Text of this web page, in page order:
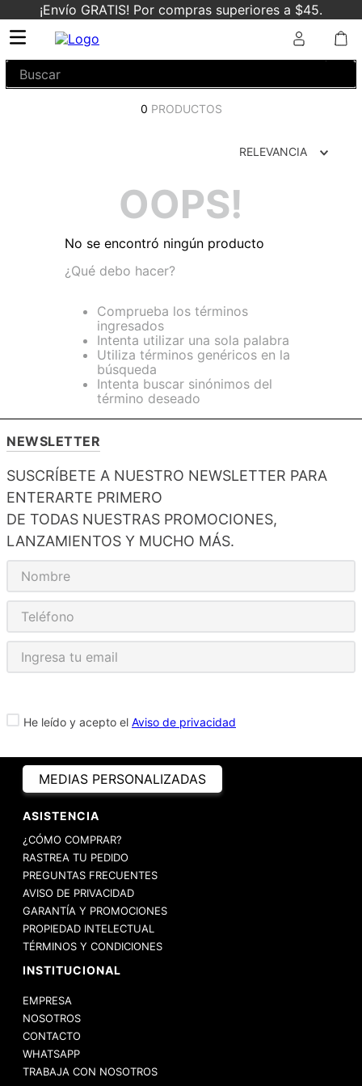
¡Envío GRATIS! Por compras superiores a $45.
Buscar
0 PRODUCTOS
RELEVANCIA
OOPS!
No se encontró ningún producto
¿Qué debo hacer?
Comprueba los términos
ingresados
Intenta utilizar una sola palabra
Utiliza términos genéricos en la
búsqueda
Intenta buscar sinónimos del
término deseado
NEWSLETTER
SUSCRÍBETE A NUESTRO NEWSLETTER PARA
ENTERARTE PRIMERO
DE TODAS NUESTRAS PROMOCIONES,
LANZAMIENTOS Y MUCHO MÁS.
He leído y acepto el Aviso de privacidad
MEDIAS PERSONALIZADAS
ASISTENCIA
¿CÓMO COMPRAR?
RASTREA TU PEDIDO
PREGUNTAS FRECUENTES
AVISO DE PRIVACIDAD
GARANTÍA Y PROMOCIONES
PROPIEDAD INTELECTUAL
TÉRMINOS Y CONDICIONES
INSTITUCIONAL
EMPRESA
NOSOTROS
CONTACTO
WHATSAPP
TRABAJA CON NOSOTROS